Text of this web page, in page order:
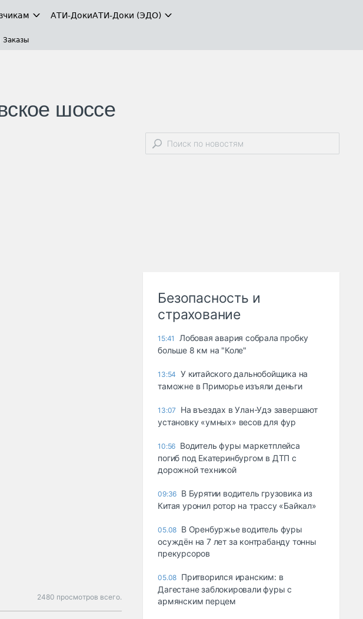
АТИ-ДокиАТИ-Доки (ЭДО)
Заказы
шоссе
2480 просмотров всего.
Безопасность и
страхование
15:41
Лобовая авария собрала пробку
больше 8 км на "Коле"
13:54
У китайского дальнобойщика на
таможне в Приморье изъяли деньги
13:07
Ha въeздax в Улaн-Удэ зaвepшaют
ycтaнoвкy «yмныx» вecoв для фyp
10:56 Водитель фуры маркетплейса
погиб под Екатеринбургом в ДТП с
дорожной техникой
09:36 В Бурятии водитель грузовика из
Китая уронил ротор на трассу «Байкал»
05.08 В Оренбуржье водитель фуры
осуждён на 7 лет за контрабанду тонны
прекурсоров
05.08 Притворился иранским: в
Дагестане заблокировали фуры с
армянским перцем